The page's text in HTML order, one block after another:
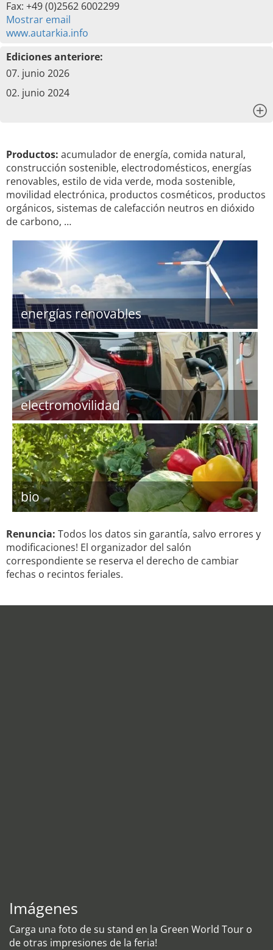
Fax: +49 (0)2562 6002299
Mostrar email
www.autarkia.info
Ediciones anteriore:
07. junio 2026
02. junio 2024
Productos: acumulador de energía, comida natural,
construcción sostenible, electrodomésticos, energías
renovables, estilo de vida verde, moda sostenible,
movilidad electrónica, productos cosméticos, productos
orgánicos, sistemas de calefacción neutros en dióxido
de carbono, …
energías renovables
electromovilidad
bio
Renuncia: Todos los datos sin garantía, salvo errores y
modificaciones! El organizador del salón
correspondiente se reserva el derecho de cambiar
fechas o recintos feriales.
Imágenes
Carga una foto de su stand en la Green World Tour o
de otras impresiones de la feria!